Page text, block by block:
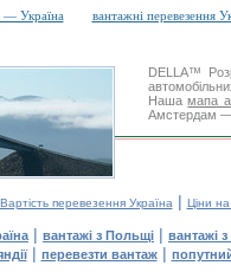
— Україна
вантажні перевезення
DELLA™
Нашамапа
Амстердам —
Вартість перевезення Україна | Ціни
| вантажі з Польщі | вантажі
| перевезти вантаж|